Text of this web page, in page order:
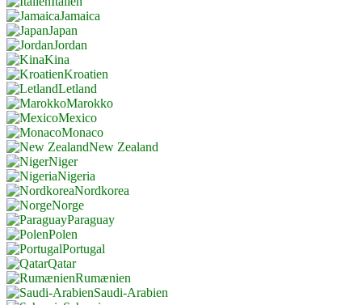
Jamaica
Japan
Jordan
Kina
Kroatien
Letland
Marokko
Mexico
Monaco
New Zealand
Niger
Nigeria
Nordkorea
Norge
Paraguay
Polen
Portugal
Qatar
Rumænien
Saudi-Arabien